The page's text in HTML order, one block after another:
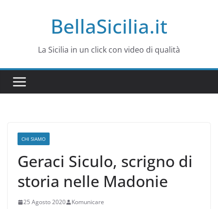
BellaSicilia.it
La Sicilia in un click con video di qualità
CHI SIAMO
Geraci Siculo, scrigno di
storia nelle Madonie
25 Agosto 2020 Komunicare